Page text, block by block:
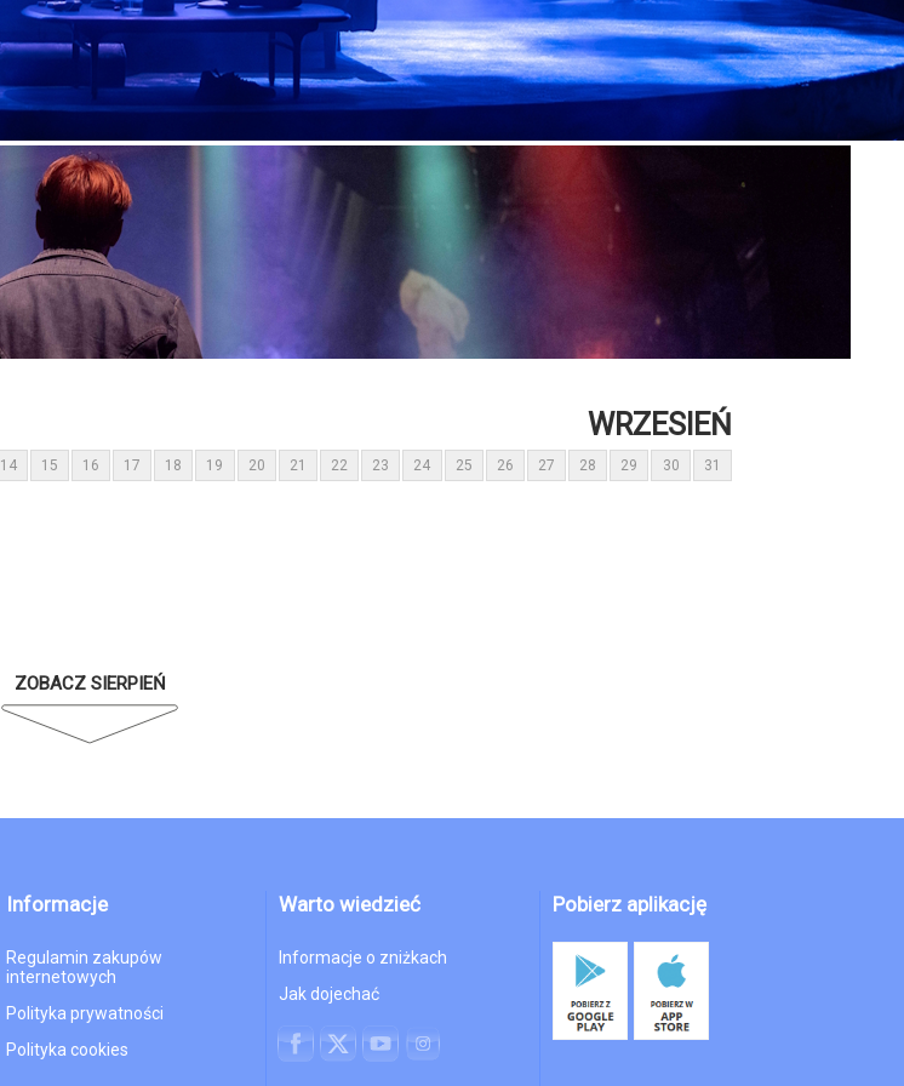
WRZESIEŃ
14 15 16 17 18 19 20 21 22 23 24 25 26 27 28 29 30 31
ZOBACZ SIERPIEŃ
Informacje
Regulamin zakupów
internetowych
Polityka prywatności
Polityka cookies
Warto wiedzieć
Informacje o zniżkach
Jak dojechać
Pobierz aplikację